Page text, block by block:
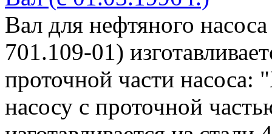
Вал для нефтяного
701.109-01)
проточной части насоса:
насосу с проточной